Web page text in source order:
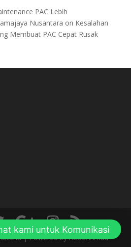
PAC Lebih
Nusantara on Kesalahan
Membuat PAC Cepat Rusak
| Powered by AboeAhmad
kami untuk Komunikasi